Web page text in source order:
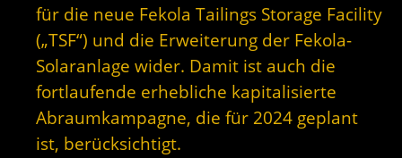
für die neue Fekola Tailings Storage Facility
(„TSF“) und die Erweiterung der Fekola-
Solaranlage wider. Damit ist auch die
fortlaufende erhebliche kapitalisierte
Abraumkampagne, die für 2024 geplant
ist, berücksichtigt.